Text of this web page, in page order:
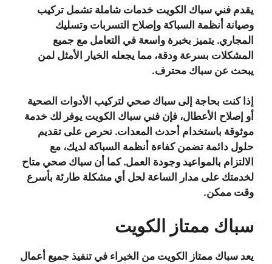
يقدم فني سباك الكويت خدمات شاملة تشمل تركيب
وصيانة أنظمة السباكة وإصلاح التسربات وتسليك
المجاري. يتميز بخبرة واسعة في التعامل مع جميع
المشكلات بسرعة ودقة، مما يجعله الخيار الأمثل لمن
يبحث عن سباك محترف.
إذا كنت بحاجة إلى سباك صحي لتركيب الأدوات الصحية
أو إصلاح الأعطال، فإن فني سباك الكويت يوفر لك خدمة
موثوقة باستخدام أحدث المعدات. نحرص على تقديم
حلول دائمة تضمن كفاءة أنظمة السباكة لديك، مع
الالتزام بالمواعيد وجودة العمل. كما أن سباك صحي متاح
لخدمتك على مدار الساعة لحل أي مشكلة طارئة بأسرع
وقت ممكن.
سباك ممتاز الكويت
يعد سباك ممتاز الكويت من الخبراء في تنفيذ جميع أعمال